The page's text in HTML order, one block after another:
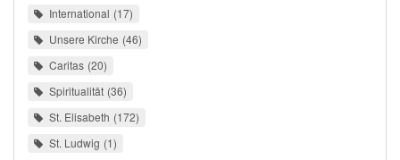
International 17
Unsere Kirche 46
Caritas 20
Spiritualität 36
St. Elisabeth 172
St. Ludwig 1